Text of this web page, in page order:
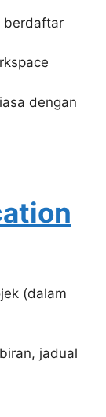
berdaftar
dengan
(dalam
jadual